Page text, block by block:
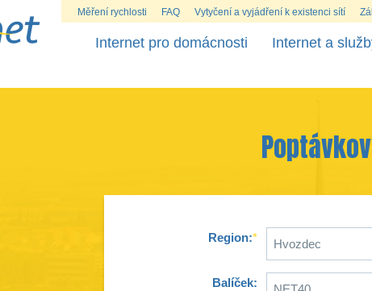
Měření rychlosti FAQ Vytyčení a vyjádření k existenci sítí
Internet pro domácnosti Internet a
Region:*
Balíček: